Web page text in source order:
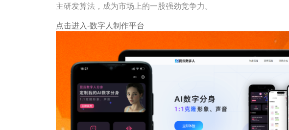
主研发算法，成为市场上的一股强劲竞争力。
点击进入-数字人制作平台